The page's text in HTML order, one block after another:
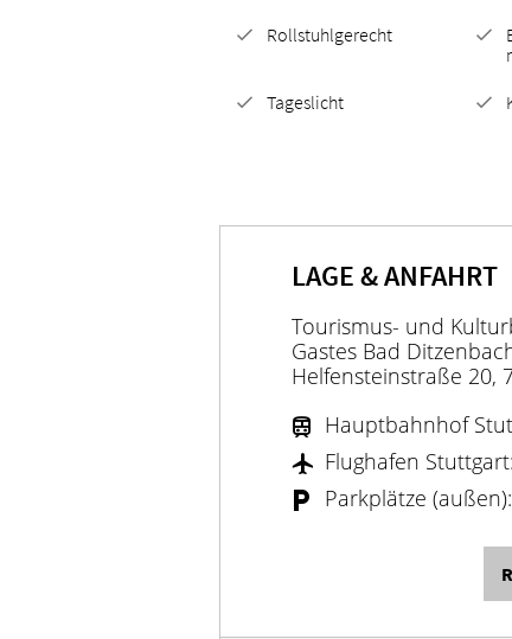
Rollstuhlgerecht
Tageslicht
LAGE & ANFAHRT
Tourismus- und
Gastes Bad
Helfensteinstraße 20,
Hauptbahnhof
Flughafen Stuttgart:
Parkplätze (außen):